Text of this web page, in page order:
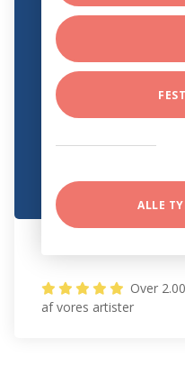
ALLE
Over
af vores artister